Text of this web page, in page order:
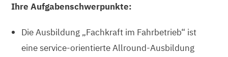
Ihre Aufgabenschwerpunkte:
Die Ausbildung „Fachkraft im Fahrbetrieb“ ist
eine service-orientierte Allround-Ausbildung